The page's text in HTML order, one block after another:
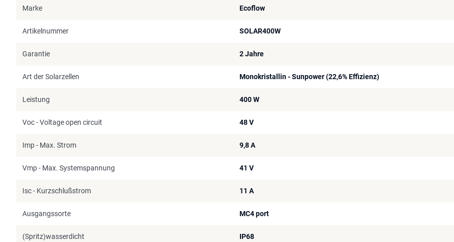
Marke Ecoflow
Artikelnummer SOLAR400W
Garantie 2 Jahre
Art der Solarzellen Monokristallin - Sunpower (22,6% Effizienz)
Leistung 400 W
Voc - Voltage open circuit 48 V
Imp - Max. Strom 9,8 A
Vmp - Max. Systemspannung 41 V
Isc - Kurzschlußstrom 11 A
Ausgangssorte MC4 port
(Spritz)wasserdicht IP68